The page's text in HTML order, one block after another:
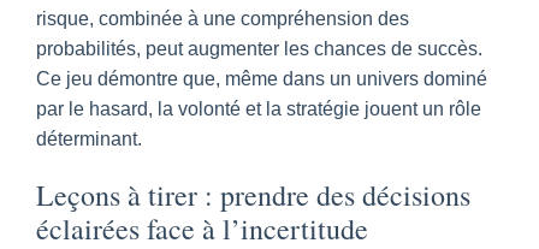
risque, combinée à une compréhension des
probabilités, peut augmenter les chances de succès.
Ce jeu démontre que, même dans un univers dominé
par le hasard, la volonté et la stratégie jouent un rôle
déterminant.
Leçons à tirer : prendre des décisions
éclairées face à l’incertitude